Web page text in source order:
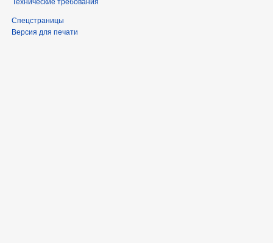
Технические требования
Спецстраницы
Версия для печати